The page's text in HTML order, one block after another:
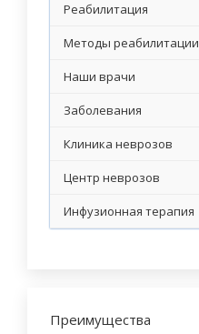
Реабилитация
Методы реабилитации
Наши врачи
Заболевания
Клиника неврозов
Центр неврозов
Инфузионная терапия
Преимущества